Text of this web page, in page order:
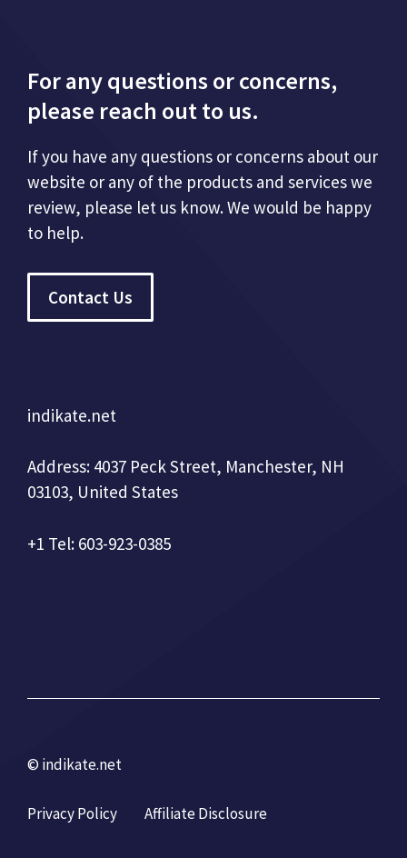
For any questions or concerns,
please reach out to us.
If you have any questions or concerns about our
website or any of the products and services we
review, please let us know. We would be happy
to help.
Contact Us
indikate.net
Address: 4037 Peck Street, Manchester, NH
03103, United States
+1 Tel: 603-923-0385
© indikate.net
Privacy Policy Affiliate Disclosure